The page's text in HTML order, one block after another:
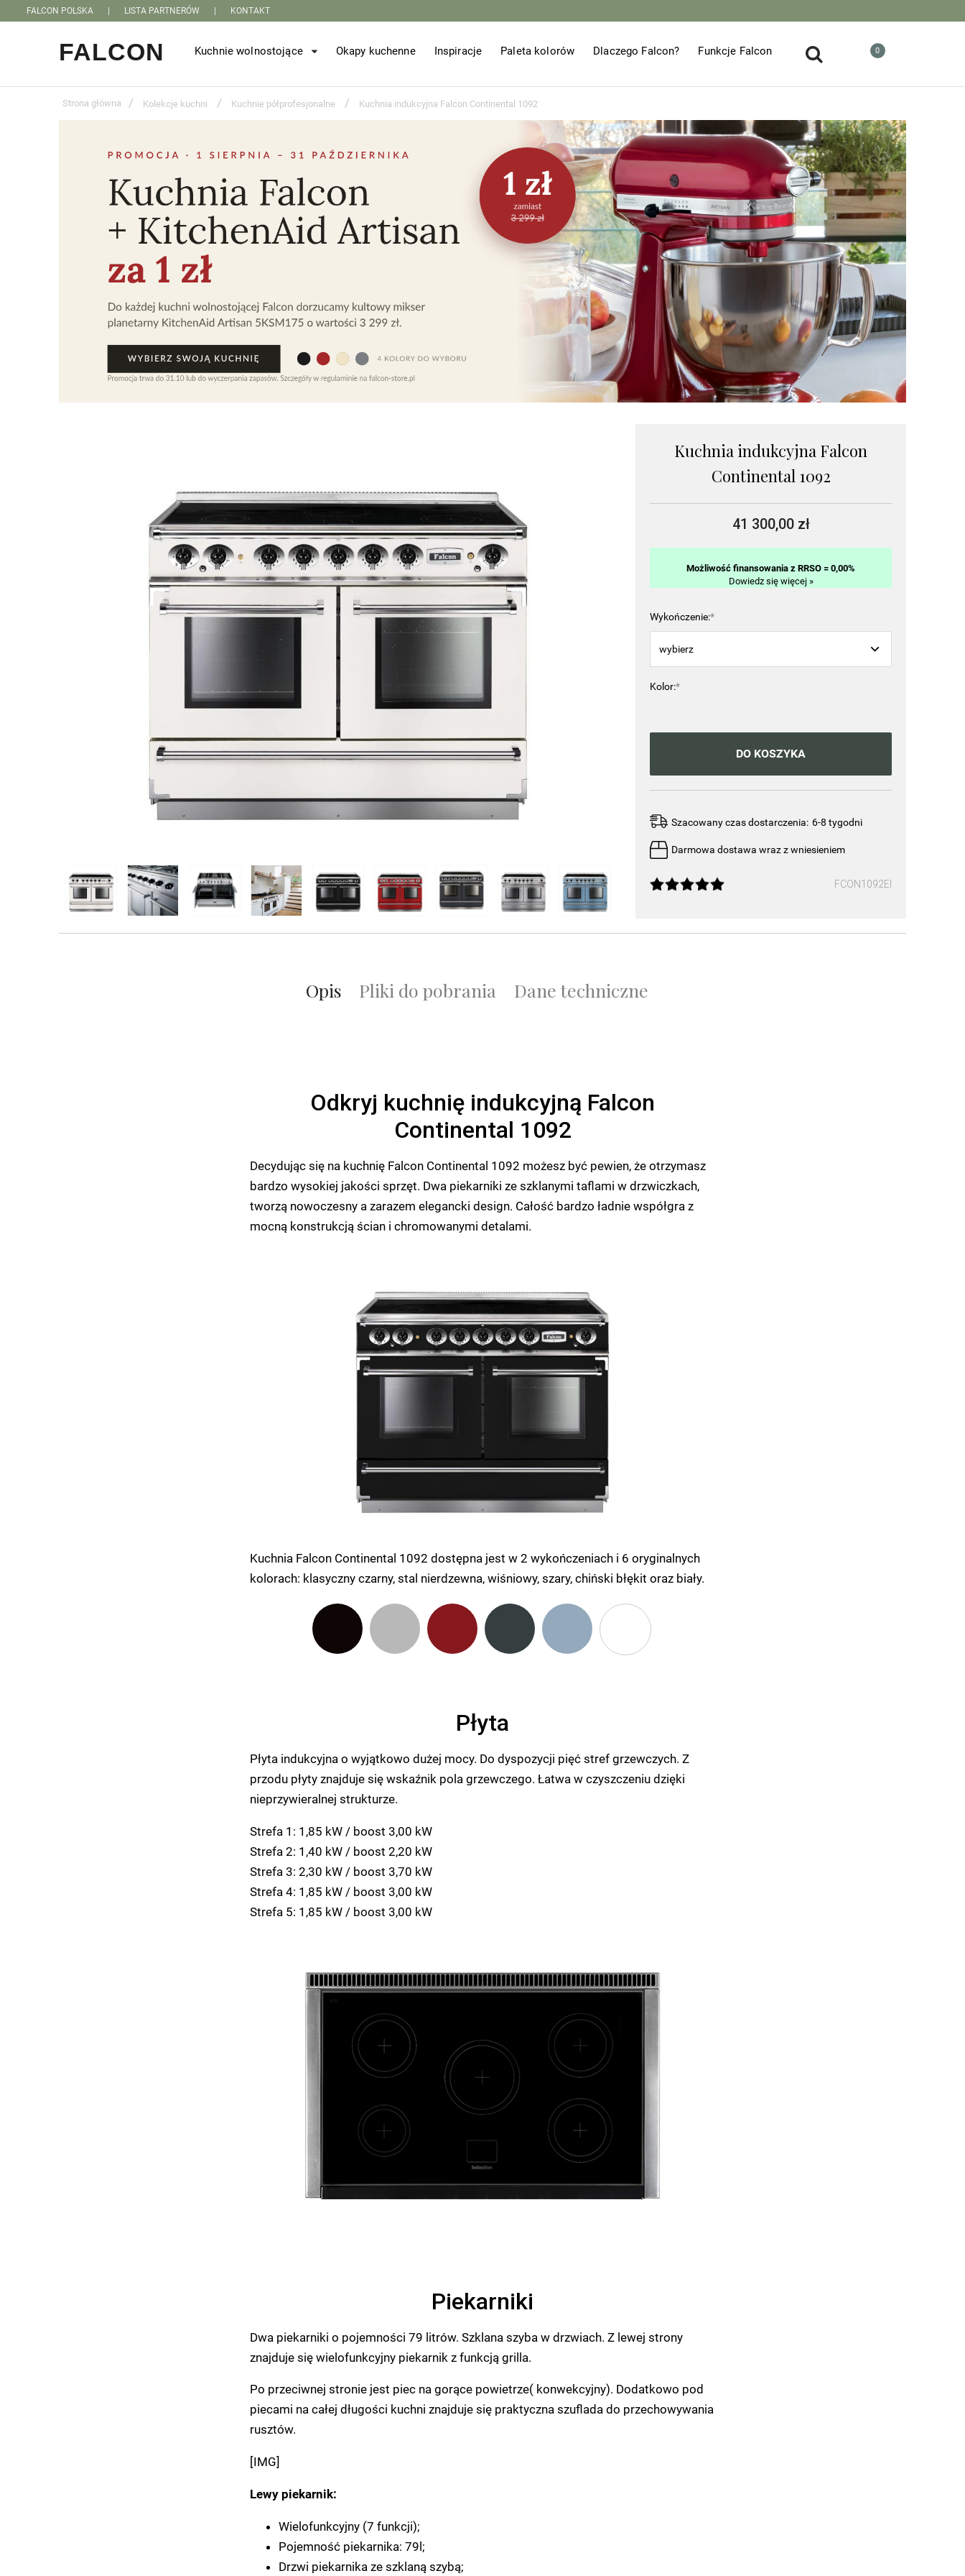
FALCON POLSKA LISTA PARTNERÓW KONTAKT
0
Kuchnie wolnostojące Okapy kuchenne Inspiracje Paleta kolorów Dlaczego Falcon? Funkcje Falcon
Strona główna / Kolekcje kuchni / Kuchnie półprofesjonalne / Kuchnia indukcyjna Falcon Continental 1092
Kuchnia indukcyjna Falcon
Continental 1092
41 300,00 zł
Możliwość finansowania z RRSO = 0,00%
Dowiedz się więcej »
*
Wykończenie:
*
Kolor:
DO KOSZYKA
Szacowany czas dostarczenia: 6-8 tygodni
Darmowa dostawa wraz z wniesieniem
FCON1092EI
Opis Pliki do pobrania Dane techniczne
Odkryj kuchnię indukcyjną Falcon
Continental 1092
Decydując się na kuchnię Falcon Continental 1092 możesz być pewien, że otrzymasz
bardzo wysokiej jakości sprzęt. Dwa piekarniki ze szklanymi taflami w drzwiczkach,
tworzą nowoczesny a zarazem elegancki design. Całość bardzo ładnie współgra z
mocną konstrukcją ścian i chromowanymi detalami.
Kuchnia Falcon Continental 1092 dostępna jest w 2 wykończeniach i 6 oryginalnych
kolorach: klasyczny czarny, stal nierdzewna, wiśniowy, szary, chiński błękit oraz biały.
Płyta
Płyta indukcyjna o wyjątkowo dużej mocy. Do dyspozycji pięć stref grzewczych. Z
przodu płyty znajduje się wskaźnik pola grzewczego. Łatwa w czyszczeniu dzięki
nieprzywieralnej strukturze.
Strefa 1: 1,85 kW / boost 3,00 kW
Strefa 2: 1,40 kW / boost 2,20 kW
Strefa 3: 2,30 kW / boost 3,70 kW
Strefa 4: 1,85 kW / boost 3,00 kW
Strefa 5: 1,85 kW / boost 3,00 kW
Piekarniki
Dwa piekarniki o pojemności 79 litrów. Szklana szyba w drzwiach. Z lewej strony
znajduje się wielofunkcyjny piekarnik z funkcją grilla.
Po przeciwnej stronie jest piec na gorące powietrze( konwekcyjny). Dodatkowo pod
piecami na całej długości kuchni znajduje się praktyczna szuflada do przechowywania
rusztów.
[IMG]
Lewy piekarnik:
Wielofunkcyjny (7 funkcji);
Pojemność piekarnika: 79l;
Drzwi piekarnika ze szklaną szybą;